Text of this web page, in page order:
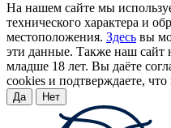
На нашем сайте мы
технического характера и
местоположения. Здесь вы
эти данные. Также наш сайт
младше 18 лет. Вы даёте
cookies и подтверждаете,
Да Нет